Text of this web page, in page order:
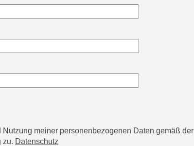
Nutzung meiner personenbezogenen Daten gemäß der
zu. Datenschutz